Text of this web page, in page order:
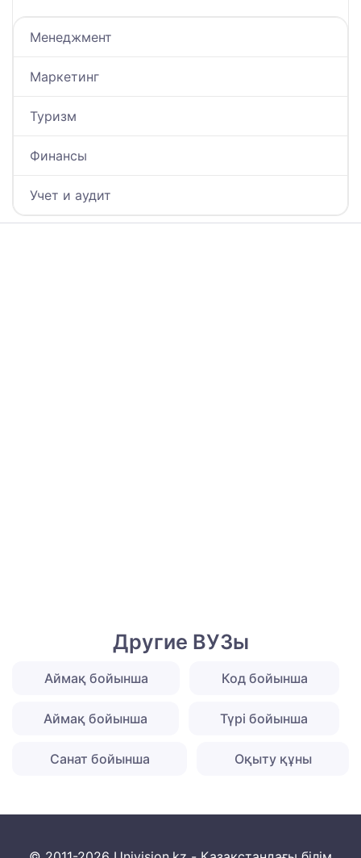
Менеджмент
Маркетинг
Туризм
Финансы
Учет и аудит
Другие ВУЗы
Аймақ бойынша Код бойынша
Аймақ бойынша Түрі бойынша
Санат бойынша Оқыту құны